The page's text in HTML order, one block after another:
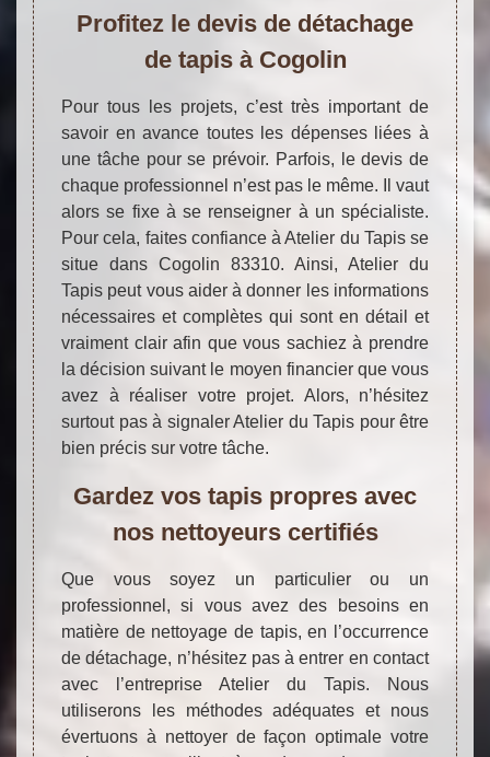
Profitez le devis de détachage
de tapis à Cogolin
Pour tous les projets, c’est très important de
savoir en avance toutes les dépenses liées à
une tâche pour se prévoir. Parfois, le devis de
chaque professionnel n’est pas le même. Il vaut
alors se fixe à se renseigner à un spécialiste.
Pour cela, faites confiance à Atelier du Tapis se
situe dans Cogolin 83310. Ainsi, Atelier du
Tapis peut vous aider à donner les informations
nécessaires et complètes qui sont en détail et
vraiment clair afin que vous sachiez à prendre
la décision suivant le moyen financier que vous
avez à réaliser votre projet. Alors, n’hésitez
surtout pas à signaler Atelier du Tapis pour être
bien précis sur votre tâche.
Gardez vos tapis propres avec
nos nettoyeurs certifiés
Que vous soyez un particulier ou un
professionnel, si vous avez des besoins en
matière de nettoyage de tapis, en l’occurrence
de détachage, n’hésitez pas à entrer en contact
avec l’entreprise Atelier du Tapis. Nous
utiliserons les méthodes adéquates et nous
évertuons à nettoyer de façon optimale votre